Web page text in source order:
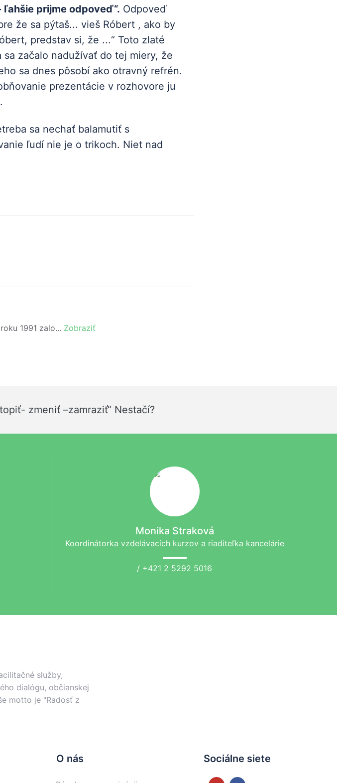
prijme odpoveď“. Odpoveď
že sa pýtaš... vieš Róbert , ako by
predstav si, že ...“ Toto zlaté
začalo nadužívať do tej miery, že
sa dnes pôsobí ako otravný refrén.
prezentácie v rozhovore ju
sa nechať balamutiť s
ľudí nie je o trikoch. Niet nad
1991 zalo... Zobraziť
zmeniť –zamraziť“ Nestačí?
Monika Straková
Koordinátorka vzdelávacích kurzov a riaditeľka kancelárie
/ +421 2 5292 5016
služby,
dialógu, občianskej
motto je "Radosť z
O nás Sociálne siete